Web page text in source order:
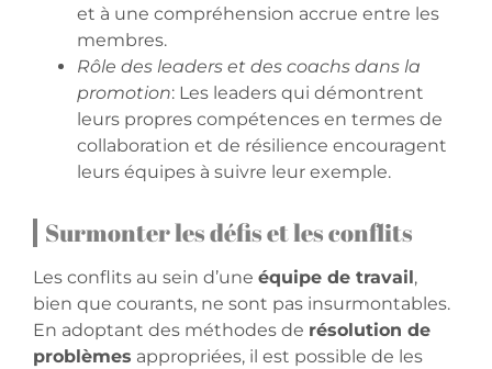
et à une compréhension accrue entre les
membres.
Rôle des leaders et des coachs dans la
promotion: Les leaders qui démontrent
leurs propres compétences en termes de
collaboration et de résilience encouragent
leurs équipes à suivre leur exemple.
Surmonter les défis et les conflits
Les conflits au sein d’une équipe de travail ,
bien que courants, ne sont pas insurmontables.
En adoptant des méthodes de résolution de
problèmes appropriées, il est possible de les